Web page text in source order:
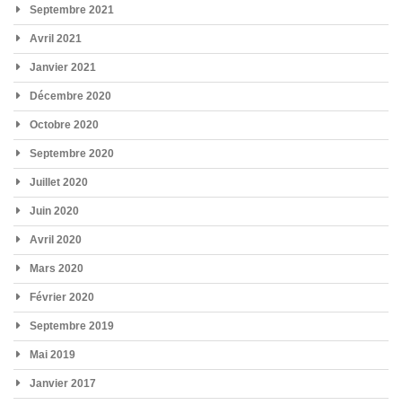
Septembre 2021
Avril 2021
Janvier 2021
Décembre 2020
Octobre 2020
Septembre 2020
Juillet 2020
Juin 2020
Avril 2020
Mars 2020
Février 2020
Septembre 2019
Mai 2019
Janvier 2017